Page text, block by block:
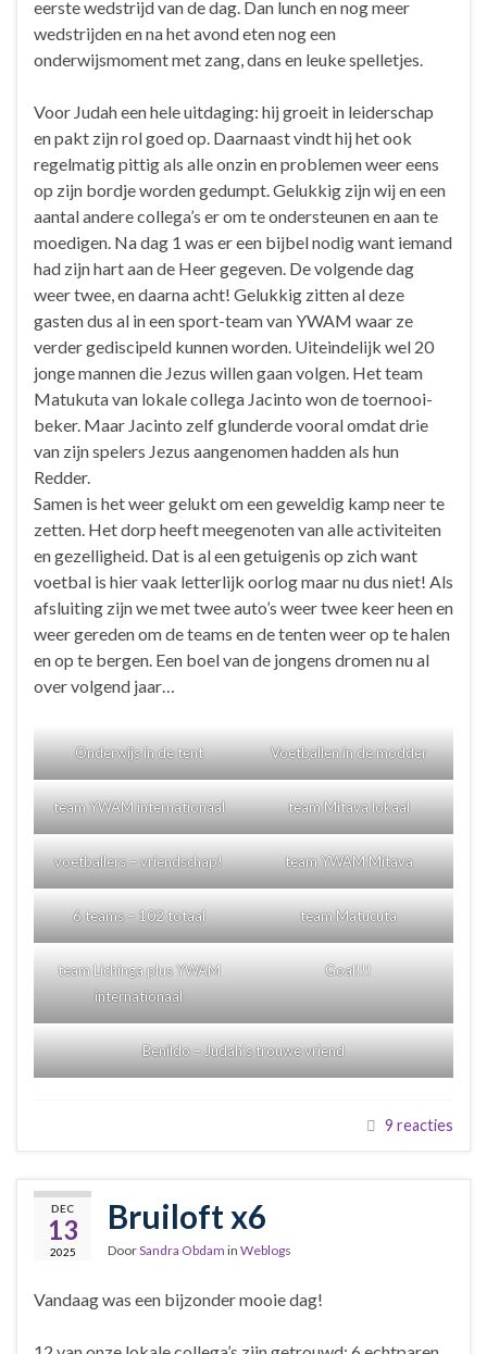
eerste wedstrijd van de dag. Dan lunch en nog meer
wedstrijden en na het avond eten nog een
onderwijsmoment met zang, dans en leuke spelletjes.
Voor Judah een hele uitdaging: hij groeit in leiderschap
en pakt zijn rol goed op. Daarnaast vindt hij het ook
regelmatig pittig als alle onzin en problemen weer eens
op zijn bordje worden gedumpt. Gelukkig zijn wij en een
aantal andere collega’s er om te ondersteunen en aan te
moedigen. Na dag 1 was er een bijbel nodig want iemand
had zijn hart aan de Heer gegeven. De volgende dag
weer twee, en daarna acht! Gelukkig zitten al deze
gasten dus al in een sport-team van YWAM waar ze
verder gediscipeld kunnen worden. Uiteindelijk wel 20
jonge mannen die Jezus willen gaan volgen. Het team
Matukuta van lokale collega Jacinto won de toernooi-
beker. Maar Jacinto zelf glunderde vooral omdat drie
van zijn spelers Jezus aangenomen hadden als hun
Redder.
Samen is het weer gelukt om een geweldig kamp neer te
zetten. Het dorp heeft meegenoten van alle activiteiten
en gezelligheid. Dat is al een getuigenis op zich want
voetbal is hier vaak letterlijk oorlog maar nu dus niet! Als
afsluiting zijn we met twee auto’s weer twee keer heen en
weer gereden om de teams en de tenten weer op te halen
en op te bergen. Een boel van de jongens dromen nu al
over volgend jaar…
Onderwijs in de tent Voetballen in de modder
team YWAM internationaal team Mitava lokaal
voetballers – vriendschap! team YWAM Mitava
6 teams – 102 totaal team Matucuta
team Lichinga plus YWAM
internationaal
Goal!!!
Benildo – Judah’s trouwe vriend
9 reacties
DEC
13
2025
Bruiloft x6
DoorSandra Obdam in Weblogs
Vandaag was een bijzonder mooie dag!